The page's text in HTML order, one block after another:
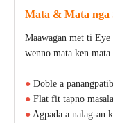
Mata & Mata nga
Maawagan met ti
wenno mata ken mata
● Doble a
● Flat fit tapno
● Agpada a nalag-an